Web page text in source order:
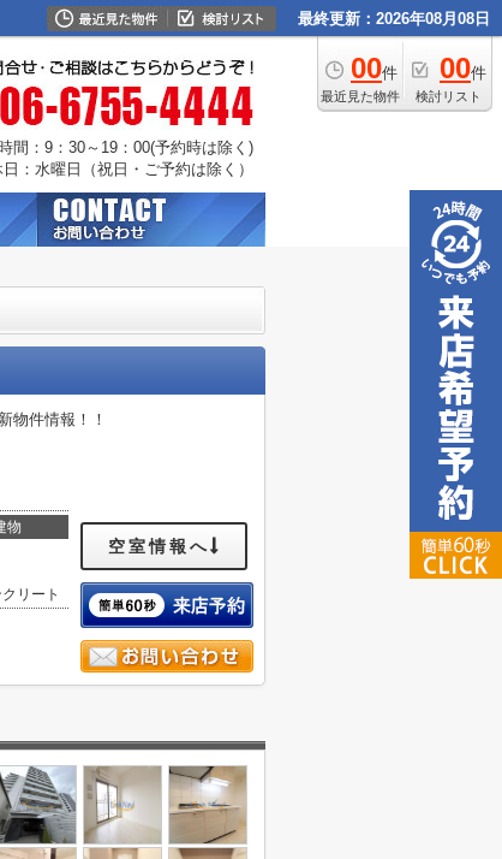
最終更新：2026年08月08日
00件
最近見た物件
00件
検討リスト
間：9：30～19：00(予約時は除く)
日：水曜日（祝日・ご予約は除く）
物件情報！！
物
リート
空室情報へ